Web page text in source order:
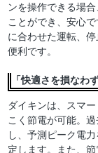
ンを操作できる場
ことができ、安心
に合わせた運転、
便利です。
「快適さを損なわ
ダイキンは、スマ
こく節電が可能。
し、予測ピーク電
定します。また、